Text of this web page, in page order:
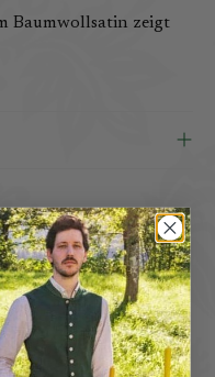
Baumwollsatin zeigt